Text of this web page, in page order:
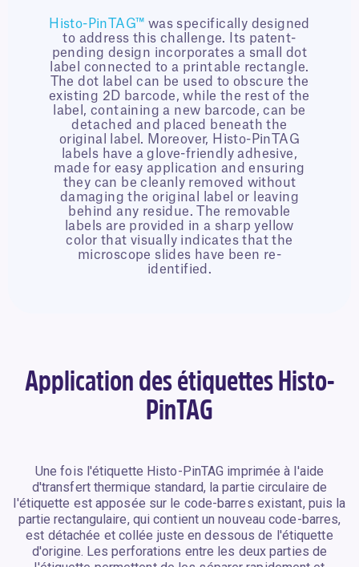
Histo-PinTAG™ was specifically designed
to address this challenge. Its patent-
pending design incorporates a small dot
label connected to a printable rectangle.
The dot label can be used to obscure the
existing 2D barcode, while the rest of the
label, containing a new barcode, can be
detached and placed beneath the
original label. Moreover, Histo-PinTAG
labels have a glove-friendly adhesive,
made for easy application and ensuring
they can be cleanly removed without
damaging the original label or leaving
behind any residue. The removable
labels are provided in a sharp yellow
color that visually indicates that the
microscope slides have been re-
identified.
Application des étiquettes Histo-
PinTAG
Une fois l'étiquette Histo-PinTAG imprimée à l'aide
d'transfert thermique standard, la partie circulaire de
l'étiquette est apposée sur le code-barres existant, puis la
partie rectangulaire, qui contient un nouveau code-barres,
est détachée et collée juste en dessous de l'étiquette
d'origine. Les perforations entre les deux parties de